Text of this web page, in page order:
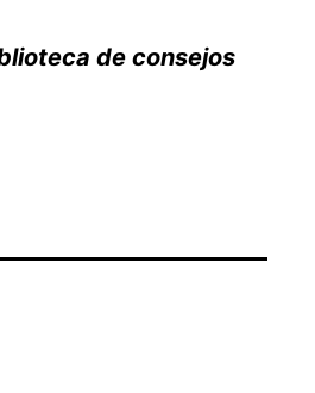
de consejos